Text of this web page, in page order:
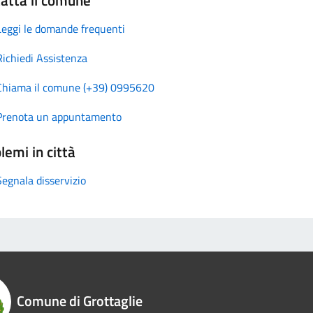
le domande frequenti
Assistenza
il comune (+39) 0995620
un appuntamento
in città
disservizio
Comune di Grottaglie